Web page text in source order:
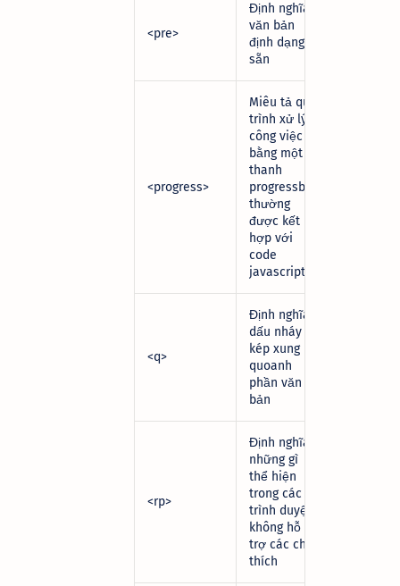
<pre>
Định nghĩa
văn bản
định dạng
sẵn
<progress>
Miêu tả quá
trình xử lý
công việc
bằng một
thanh
progressbar,
thường
được kết
hợp với
code
javascript.
<q>
Định nghĩa
dấu nháy
kép xung
quoanh
phần văn
bản
<rp>
Định nghĩa
những gì
thể hiện
trong các
trình duyệt
không hỗ
trợ các chú
thích